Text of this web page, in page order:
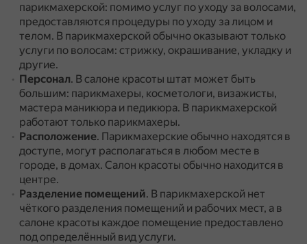
парикмахерской: помимо услуг по уходу за волосами,
предоставляются процедуры по уходу за лицом и
телом. В парикмахерской обычно оказывают только
услуги по волосам: стрижку, окрашивание, укладку и
другие.
Персонал. В салоне красоты штат может быть
большим: парикмахеры, косметологи, визажисты,
мастера маникюра и педикюра. В парикмахерской
работают только парикмахеры.
Расположение. Парикмахерские обычно находятся в
доступе, могут располагаться в любом месте в
городе, в домах. Салон красоты обычно находится в
центре.
Разделение помещений. В парикмахерской нет
чёткого разделения помещений и рабочих мест, а в
салоне красоты каждое помещение предоставлено
под определённый вид услуги.